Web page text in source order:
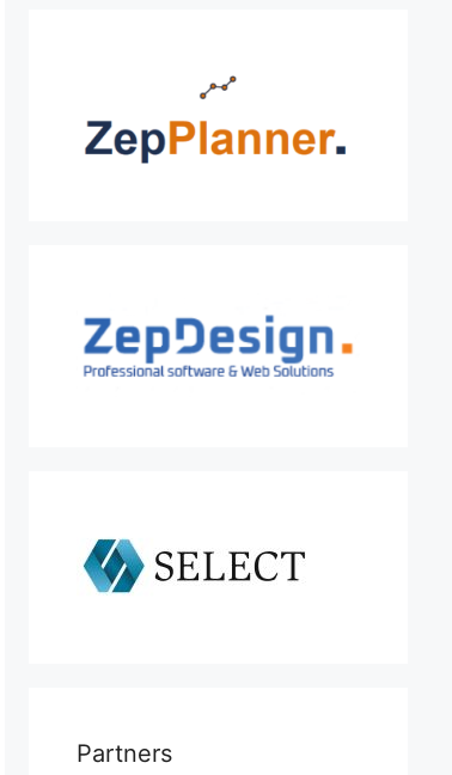
Partners